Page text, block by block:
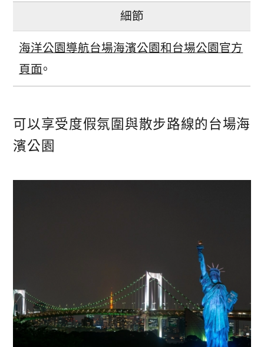
細節
海洋公園導航台場海濱公園和台場公園官方
頁面。
可以享受度假氛圍與散步路線的台場海
濱公園